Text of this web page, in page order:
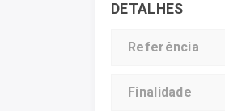
DETALHES
Referência
Finalidade